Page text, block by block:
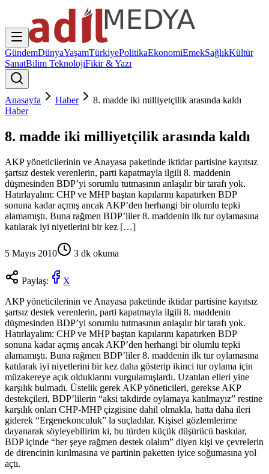
GündemDünyaYaşamTürkiyePolitikaEkonomiEmekSağlıkKültür
SanatBilim TeknolojiFikir & Yazı
Anasayfa Haber
8. madde iki milliyetçilik arasında kaldı
Haber
8. madde iki milliyetçilik arasında kaldı
AKP yöneticilerinin ve Anayasa paketinde iktidar partisine kayıtsız
şartsız destek verenlerin, parti kapatmayla ilgili 8. maddenin
düşmesinden BDP’yi sorumlu tutmasının anlaşılır bir tarafı yok.
Hatırlayalım: CHP ve MHP baştan kapılarını kapatırken BDP
sonuna kadar açmış ancak AKP’den herhangi bir olumlu tepki
alamamıştı. Buna rağmen BDP’liler 8. maddenin ilk tur oylamasına
katılarak iyi niyetlerini bir kez […]
5 Mayıs 2010 3 dk okuma
Paylaş:
X
AKP yöneticilerinin ve Anayasa paketinde iktidar partisine kayıtsız
şartsız destek verenlerin, parti kapatmayla ilgili 8. maddenin
düşmesinden BDP’yi sorumlu tutmasının anlaşılır bir tarafı yok.
Hatırlayalım: CHP ve MHP baştan kapılarını kapatırken BDP
sonuna kadar açmış ancak AKP’den herhangi bir olumlu tepki
alamamıştı. Buna rağmen BDP’liler 8. maddenin ilk tur oylamasına
katılarak iyi niyetlerini bir kez daha gösterip ikinci tur oylama için
müzakereye açık olduklarını vurgulamışlardı. Uzatılan elleri yine
karşılık bulmadı. Üstelik gerek AKP yöneticileri, gerekse AKP
destekçileri, BDP’lilerin “aksi takdirde oylamaya katılmayız” restine
karşılık onları CHP-MHP çizgisine dahil olmakla, hatta daha ileri
giderek “Ergenekonculuk” la suçladılar. Kişisel gözlemlerime
dayanarak söyleyebilirim ki, bu türden küçük düşürücü baskılar,
BDP içinde “her şeye rağmen destek olalım” diyen kişi ve çevrelerin
de direncinin kırılmasına ve partinin paketten iyice soğumasına yol
açtı.